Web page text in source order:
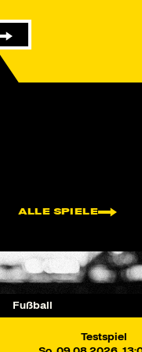
ALLE SPIELE
Fußball
Testspiel